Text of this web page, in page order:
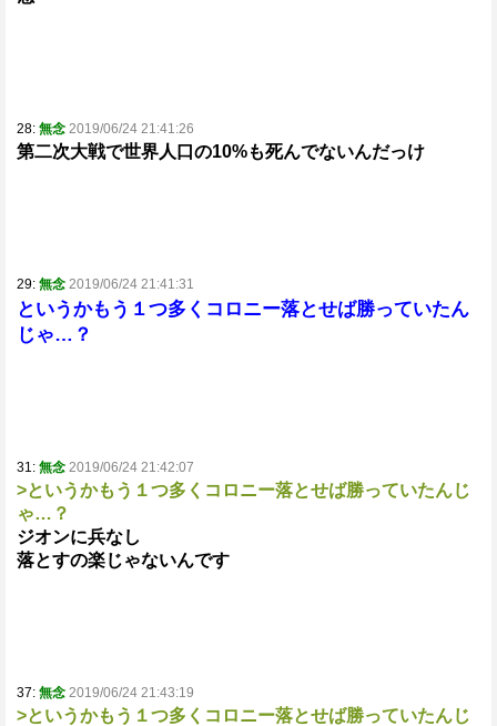
28: 無念 2019/06/24 21:41:26
第二次大戦で世界人口の10%も死んでないんだっけ
29: 無念 2019/06/24 21:41:31
というかもう１つ多くコロニー落とせば勝っていたん
じゃ…？
31: 無念 2019/06/24 21:42:07
>というかもう１つ多くコロニー落とせば勝っていたんじ
ゃ…？
ジオンに兵なし
落とすの楽じゃないんです
37: 無念 2019/06/24 21:43:19
>というかもう１つ多くコロニー落とせば勝っていたんじ